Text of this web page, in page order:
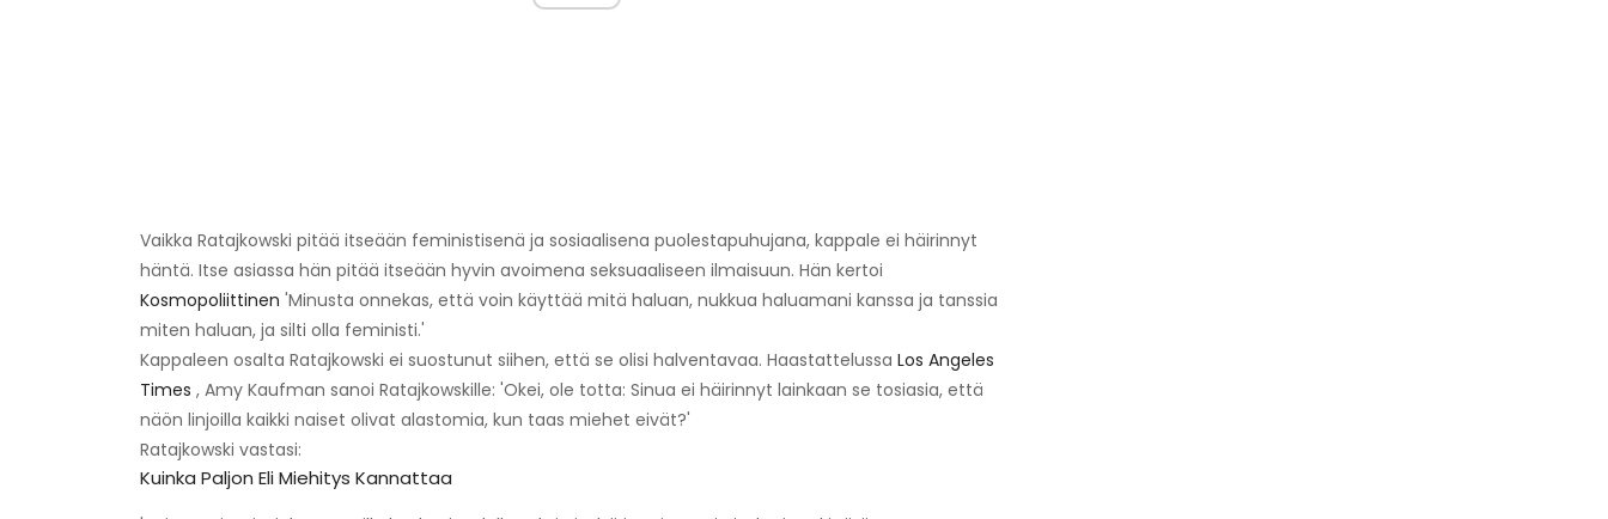
Vaikka Ratajkowski pitää itseään feministisenä ja sosiaalisena puolestapuhujana, kappale ei häirinnyt
häntä. Itse asiassa hän pitää itseään hyvin avoimena seksuaaliseen ilmaisuun. Hän kertoi
Kosmopoliittinen 'Minusta onnekas, että voin käyttää mitä haluan, nukkua haluamani kanssa ja tanssia
miten haluan, ja silti olla feministi.'
Kappaleen osalta Ratajkowski ei suostunut siihen, että se olisi halventavaa. Haastattelussa Los Angeles
Times , Amy Kaufman sanoi Ratajkowskille: 'Okei, ole totta: Sinua ei häirinnyt lainkaan se tosiasia, että
näön linjoilla kaikki naiset olivat alastomia, kun taas miehet eivät?'
Ratajkowski vastasi:
Kuinka Paljon Eli Miehitys Kannattaa